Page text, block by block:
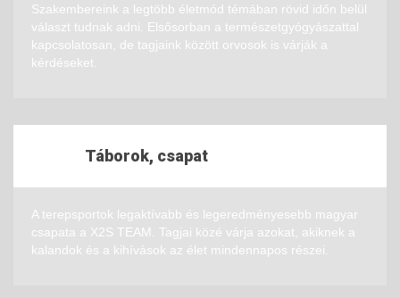
Szakembereink a legtöbb életmód témában rövid időn belül
választ tudnak adni. Elsősorban a természetgyógyászattal
kapcsolatosan, de tagjaink között orvosok is várják a
kérdéseket.
Táborok, csapat
A terepsportok legaktívabb és legeredményesebb magyar
csapata a X2S TEAM. Tagjai közé várja azokat, akiknek a
kalandok és a kihívások az élet mindennapos részei.